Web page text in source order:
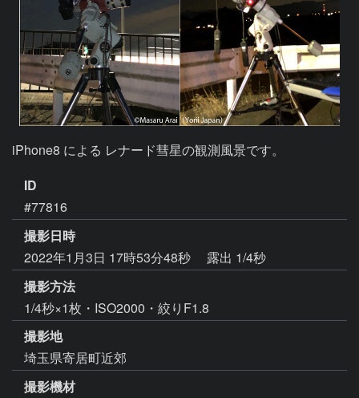
ID
#77816
撮影日時
2022年1月3日 17時53分48秒
露出 1/4秒
撮影方法
1/4秒×1枚・ISO2000・絞りF1.8
撮影地
埼玉県寄居町近郊
撮影機材